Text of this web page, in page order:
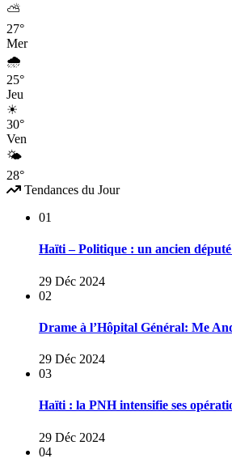
⛅
27°
Mer
🌧
25°
Jeu
☀
30°
Ven
🌤
28°
Tendances du Jour
01
Haïti – Politique : un ancien
29 Déc 2024
02
Drame à l’Hôpital Général: Me
29 Déc 2024
03
Haïti : la PNH intensifie ses
29 Déc 2024
04